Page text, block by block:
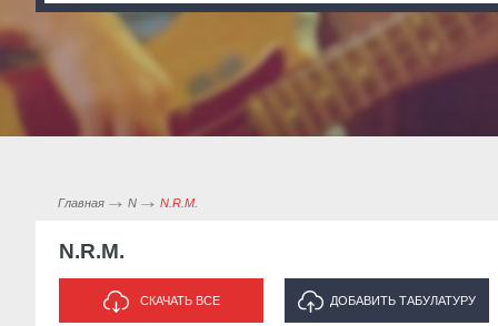
Главная N N.R.M.
N.R.M.
СКАЧАТЬ ВСЕ ДОБАВИТЬ ТАБУЛАТУРУ